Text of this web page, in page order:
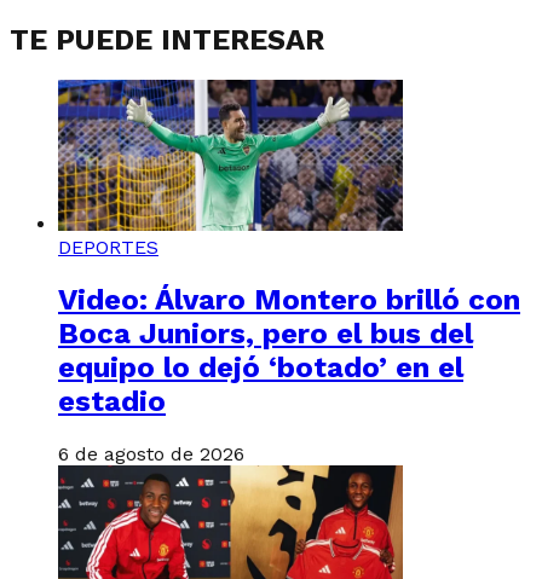
TE PUEDE INTERESAR
DEPORTES
Video: Álvaro Montero brilló con
Boca Juniors, pero el bus del
equipo lo dejó ‘botado’ en el
estadio
6 de agosto de 2026